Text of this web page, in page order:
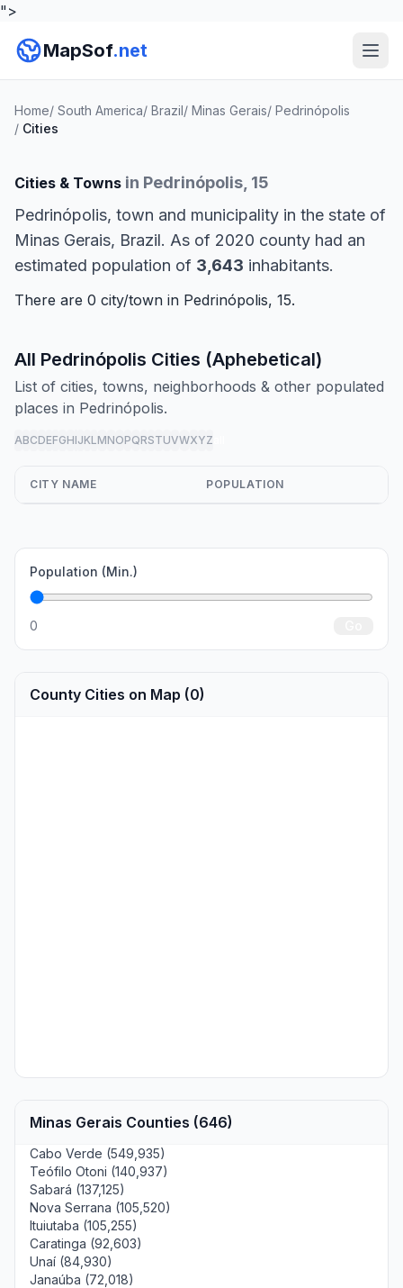
">
MapSof.net
Home/ South America/ Brazil/ Minas Gerais/ Pedrinópolis
/ Cities
Cities & Towns in Pedrinópolis, 15
Pedrinópolis, town and municipality in the state of
Minas Gerais, Brazil. As of 2020 county had an
estimated population of 3,643 inhabitants.
There are 0 city/town in Pedrinópolis, 15.
All Pedrinópolis Cities (Aphebetical)
List of cities, towns, neighborhoods & other populated
places in Pedrinópolis.
ABCDEFGHIJKLMNOPQRSTUVWXYZ
CITY NAME POPULATION
Population (Min.)
0
County Cities on Map (0)
Minas Gerais Counties (646)
Cabo Verde (549,935)
Teófilo Otoni (140,937)
Sabará (137,125)
Nova Serrana (105,520)
Ituiutaba (105,255)
Caratinga (92,603)
Unaí (84,930)
Janaúba (72,018)